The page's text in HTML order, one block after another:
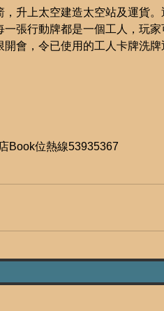
升上太空建造太空站及運貨
張行動牌都是一個工人，玩
會，令已使用的工人卡牌洗
Book位熱線53935367